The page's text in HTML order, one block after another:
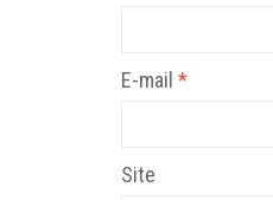
E-mail *
Site